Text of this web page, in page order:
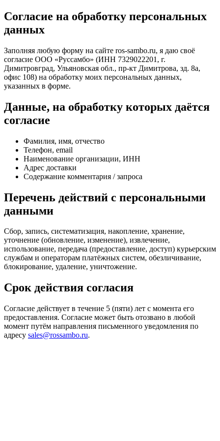
Согласие на обработку персональных
данных
Заполняя любую форму на сайте ros-sambo.ru, я даю своё
согласие ООО «Руссамбо» (ИНН 7329022201, г.
Димитровград, Ульяновская обл., пр-кт Димитрова, зд. 8а,
офис 108) на обработку моих персональных данных,
указанных в форме.
Данные, на обработку которых даётся
согласие
Фамилия, имя, отчество
Телефон, email
Наименование организации, ИНН
Адрес доставки
Содержание комментария / запроса
Перечень действий с персональными
данными
Сбор, запись, систематизация, накопление, хранение,
уточнение (обновление, изменение), извлечение,
использование, передача (предоставление, доступ) курьерским
службам и операторам платёжных систем, обезличивание,
блокирование, удаление, уничтожение.
Срок действия согласия
Согласие действует в течение 5 (пяти) лет с момента его
предоставления. Согласие может быть отозвано в любой
момент путём направления письменного уведомления по
адресу sales@rossambo.ru.